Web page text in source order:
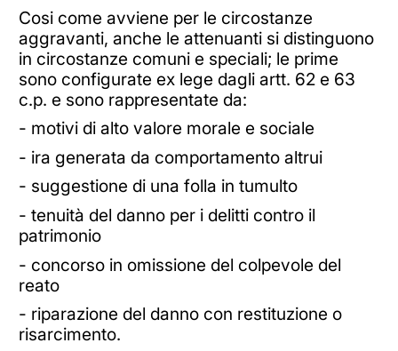
Cosi come avviene per le circostanze
aggravanti, anche le attenuanti si distinguono
in circostanze comuni e speciali; le prime
sono configurate ex lege dagli artt. 62 e 63
c.p. e sono rappresentate da:
- motivi di alto valore morale e sociale
- ira generata da comportamento altrui
- suggestione di una folla in tumulto
- tenuità del danno per i delitti contro il
patrimonio
- concorso in omissione del colpevole del
reato
- riparazione del danno con restituzione o
risarcimento.